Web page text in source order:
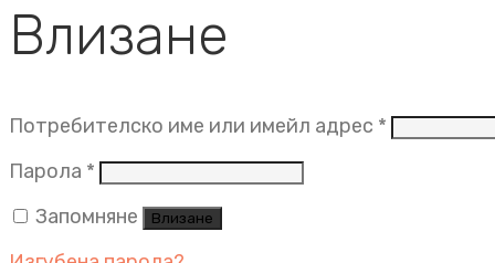
Влизане
Потребителско име или имейл адрес *
Парола * Задължително
Запомняне
Влизане